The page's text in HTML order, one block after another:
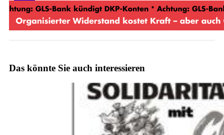
Das könnte Sie auch interessieren